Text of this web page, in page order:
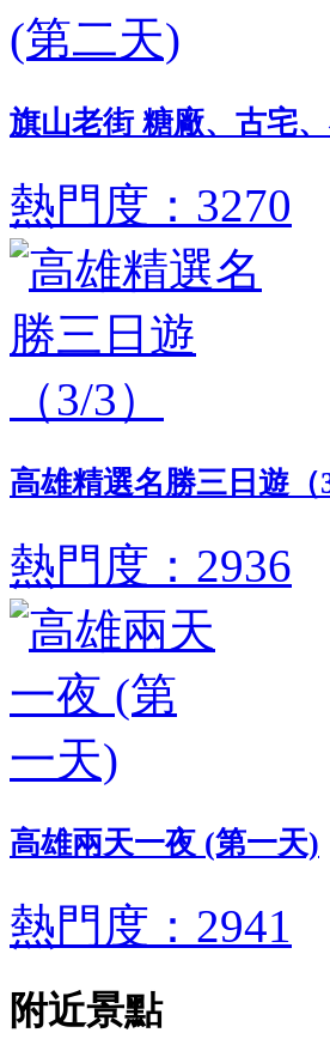
旗山老街 糖廠、古宅
熱門度：3270
高雄精選名勝三日遊（
熱門度：2936
高雄兩天一夜 (第一天)
熱門度：2941
附近景點